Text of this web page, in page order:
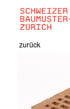
zurück